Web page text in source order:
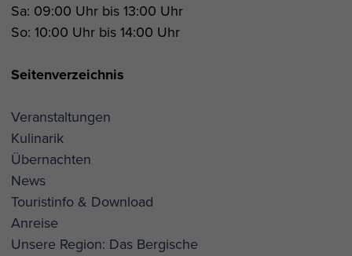
Sa: 09:00 Uhr bis 13:00 Uhr
So: 10:00 Uhr bis 14:00 Uhr
Seitenverzeichnis
Veranstaltungen
Kulinarik
Übernachten
News
Touristinfo & Download
Anreise
Unsere Region: Das Bergische